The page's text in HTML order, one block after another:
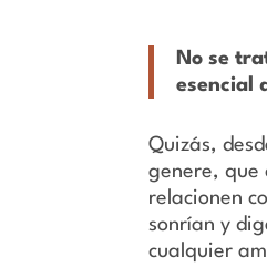
No se
esencial
Quizás,
genere, que
relacionen
sonrían y
cualquier